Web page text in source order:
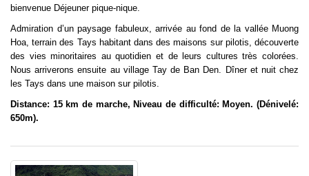
bienvenue Déjeuner pique-nique.
Admiration d’un paysage fabuleux, arrivée au fond de la vallée Muong
Hoa, terrain des Tays habitant dans des maisons sur pilotis, découverte
des vies minoritaires au quotidien et de leurs cultures très colorées.
Nous arriverons ensuite au village Tay de Ban Den. Dîner et nuit chez
les Tays dans une maison sur pilotis.
Distance: 15 km de marche, Niveau de difficulté: Moyen. (Dénivelé:
650m).